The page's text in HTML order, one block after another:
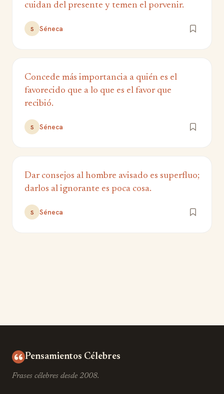
cuidan del presente y temen el porvenir.
S Séneca
Concede más importancia a quién es el
favorecido que a lo que es el favor que
recibió.
S Séneca
Dar consejos al hombre avisado es superfluo;
darlos al ignorante es poca cosa.
S Séneca
Pensamientos Célebres
Frases célebres desde 2008.